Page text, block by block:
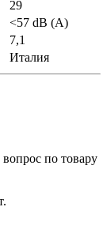
29
<57 dB (A)
7,1
Италия
по товару